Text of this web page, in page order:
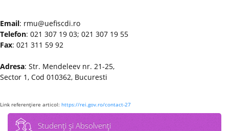
Email: rmu@uefiscdi.ro
Telefon: 021 307 19 03; 021 307 19 55
Fax: 021 311 59 92
Adresa: Str. Mendeleev nr. 21-25,
Sector 1, Cod 010362, Bucuresti
Link referenţiere articol: https://rei.gov.ro/contact-27
Studenţi şi Absolvenţi